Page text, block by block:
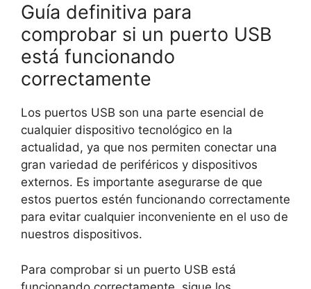
Guía definitiva para
comprobar si un puerto USB
está funcionando
correctamente
Los puertos USB son una parte esencial de
cualquier dispositivo tecnológico en la
actualidad, ya que nos permiten conectar una
gran variedad de periféricos y dispositivos
externos. Es importante asegurarse de que
estos puertos estén funcionando correctamente
para evitar cualquier inconveniente en el uso de
nuestros dispositivos.
Para comprobar si un puerto USB está